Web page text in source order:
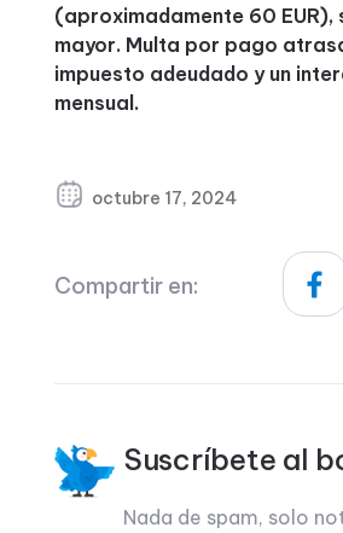
(aproximadamente 60 EUR),
mayor. Multa por pago
impuesto adeudado y un
mensual.
octubre 17, 2024
Compartir en:
Suscríbete al
Nada de spam, solo